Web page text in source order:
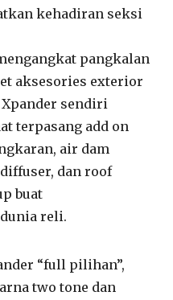
kehadiran seksi
pangkalan
aksesories exterior
sendiri
terpasang add on
air dam
dan roof
buat
reli.
“full pilihan”,
two tone dan